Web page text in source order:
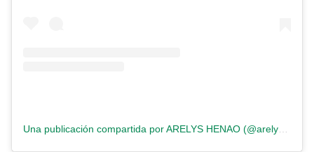
Una publicación compartida por ARELYS HENAO (@arelyshenao)